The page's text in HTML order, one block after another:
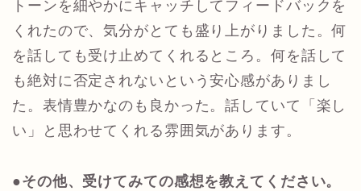
トーンを細やかにキャッチしてフィードバックを
くれたので、気分がとても盛り上がりました。何
を話しても受け止めてくれるところ。何を話して
も絶対に否定されないという安心感がありまし
た。表情豊かなのも良かった。話していて「楽し
い」と思わせてくれる雰囲気があります。
●その他、受けてみての感想を教えてください。